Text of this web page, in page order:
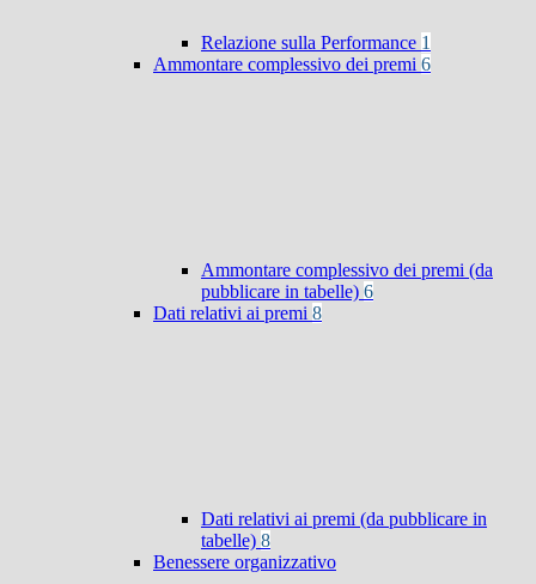
Relazione sulla Performance 1
Ammontare complessivo dei premi 6
Ammontare complessivo dei premi (da
pubblicare in tabelle) 6
Dati relativi ai premi 8
Dati relativi ai premi (da pubblicare in
tabelle) 8
Benessere organizzativo